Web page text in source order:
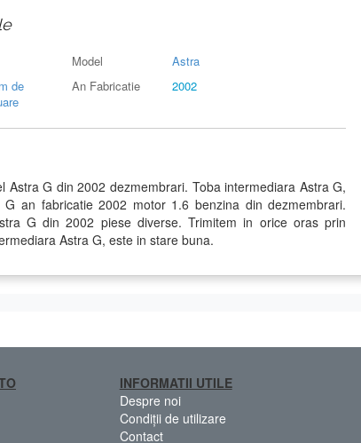
Model
Astra
de
An Fabricatie 2002
Astra G din 2002 dezmembrari. Toba intermediara Astra G,
an fabricatie 2002 motor 1.6 benzina din dezmembrari.
G din 2002 piese diverse. Trimitem in orice oras prin
Astra G, este in stare buna.
INFORMATII UTILE
Despre noi
Condiții de utilizare
Contact